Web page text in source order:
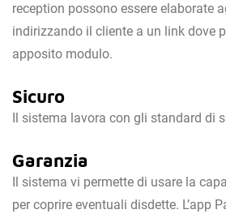
reception possono essere elaborate
indirizzando il cliente a un link dove
apposito modulo.
Sicuro
Il sistema lavora con gli standard di
Garanzia
Il sistema vi permette di usare la
per coprire eventuali disdette. L’app